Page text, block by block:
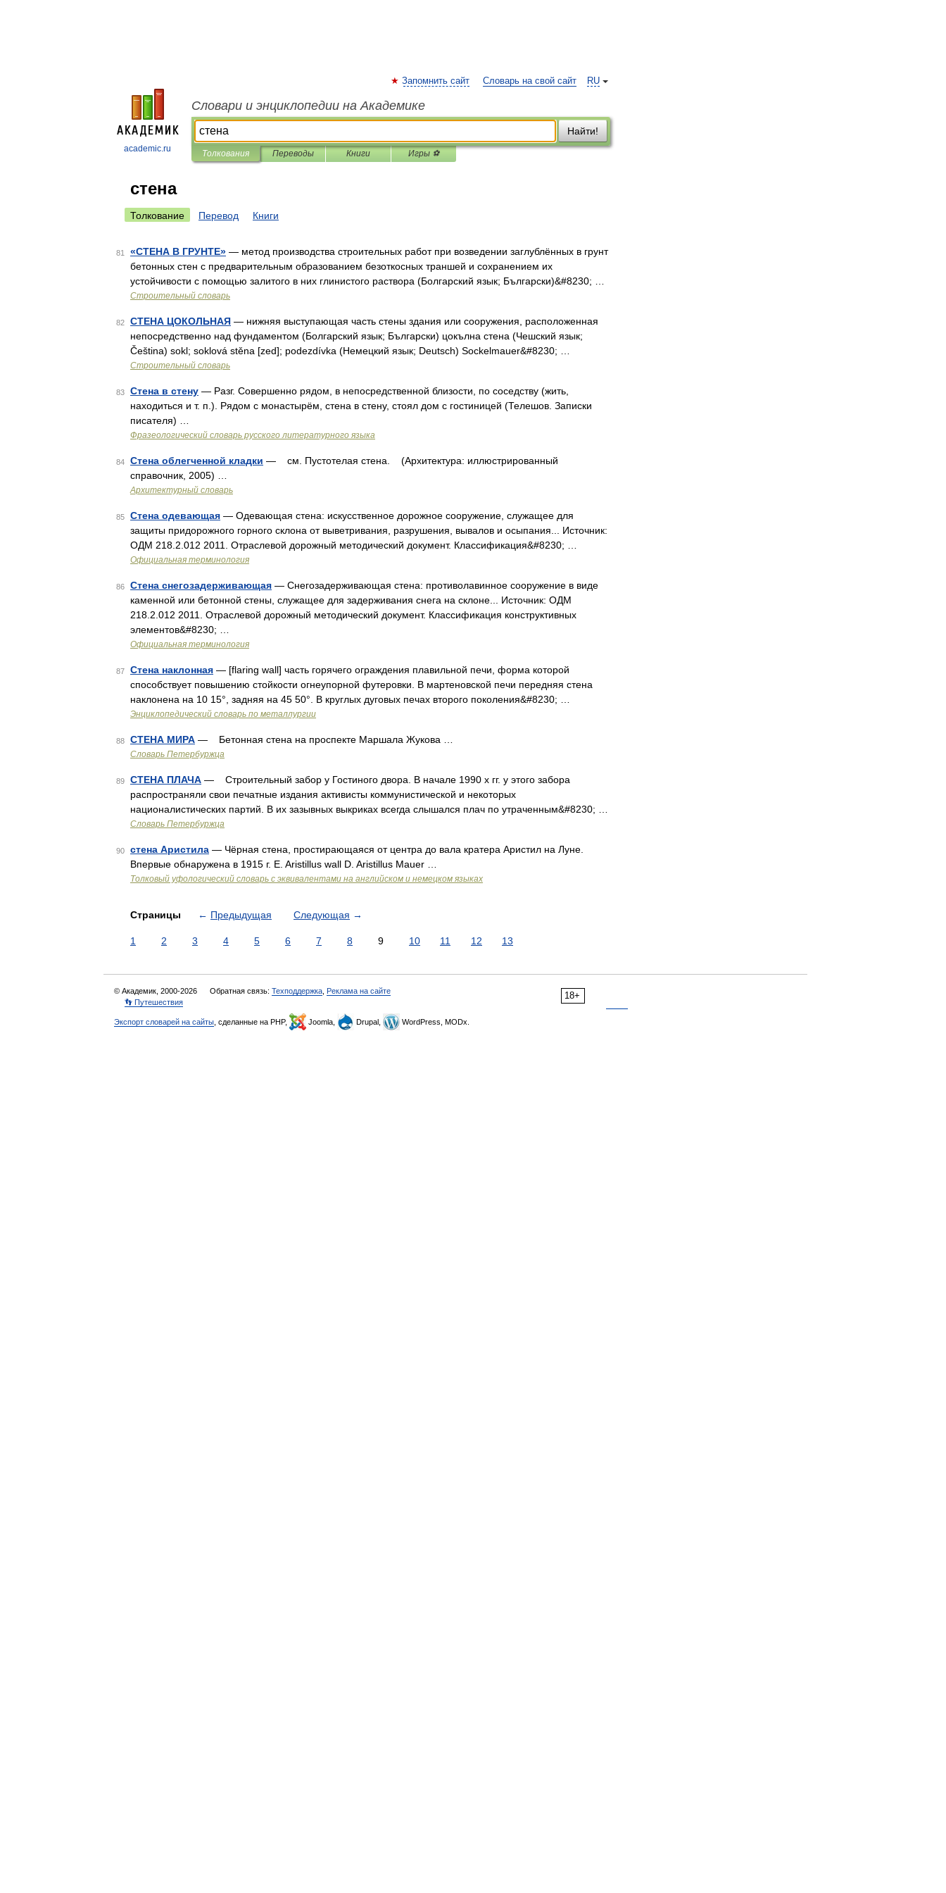
academic.ru
RU
Запомнить сайт Словарь на свой сайт
Словари и энциклопедии на Академике
Найти!
Толкования Переводы Книги Игры ⚽
стена
Толкование Перевод Книги
81 «СТЕНА В ГРУНТЕ» — метод производства строительных работ при возведении заглублённых в грунт
бетонных стен с предварительным образованием безоткосных траншей и сохранением их
устойчивости с помощью залитого в них глинистого раствора (Болгарский язык; Български)&#8230; …
Строительный словарь
82 СТЕНА ЦОКОЛЬНАЯ — нижняя выступающая часть стены здания или сооружения, расположенная
непосредственно над фундаментом (Болгарский язык; Български) цокълна стена (Чешский язык;
Čeština) sokl; soklová stěna [zed]; podezdívka (Немецкий язык; Deutsch) Sockelmauer&#8230; …
Строительный словарь
83 Стена в стену — Разг. Совершенно рядом, в непосредственной близости, по соседству (жить,
находиться и т. п.). Рядом с монастырём, стена в стену, стоял дом с гостиницей (Телешов. Записки
писателя) …
Фразеологический словарь русского литературного языка
84 Стена облегченной кладки — см. Пустотелая стена. (Архитектура: иллюстрированный
справочник, 2005) …
Архитектурный словарь
85 Стена одевающая — Одевающая стена: искусственное дорожное сооружение, служащее для
защиты придорожного горного склона от выветривания, разрушения, вывалов и осыпания... Источник:
ОДМ 218.2.012 2011. Отраслевой дорожный методический документ. Классификация&#8230; …
Официальная терминология
86 Стена снегозадерживающая — Снегозадерживающая стена: противолавинное сооружение в виде
каменной или бетонной стены, служащее для задерживания снега на склоне... Источник: ОДМ
218.2.012 2011. Отраслевой дорожный методический документ. Классификация конструктивных
элементов&#8230; …
Официальная терминология
87 Стена наклонная — [flaring wall] часть горячего ограждения плавильной печи, форма которой
способствует повышению стойкости огнеупорной футеровки. В мартеновской печи передняя стена
наклонена на 10 15°, задняя на 45 50°. В круглых дуговых печах второго поколения&#8230; …
Энциклопедический словарь по металлургии
88 СТЕНА МИРА — Бетонная стена на проспекте Маршала Жукова …
Словарь Петербуржца
89 СТЕНА ПЛАЧА — Строительный забор у Гостиного двора. В начале 1990 х гг. у этого забора
распространяли свои печатные издания активисты коммунистической и некоторых
националистических партий. В их зазывных выкриках всегда слышался плач по утраченным&#8230; …
Словарь Петербуржца
90 стена Аристила — Чёрная стена, простирающаяся от центра до вала кратера Аристил на Луне.
Впервые обнаружена в 1915 г. E. Aristillus wall D. Aristillus Mauer …
Толковый уфологический словарь с эквивалентами на английском и немецком языках
Страницы ← Предыдущая Следующая →
1 2 3 4 5 6 7 8 9 10 11 12 13
18+
© Академик, 2000-2026 Обратная связь: Техподдержка Реклама на сайте
👣 Путешествия
Экспорт словарей на сайты , сделанные на PHP, Joomla, Drupal, WordPress, MODx.